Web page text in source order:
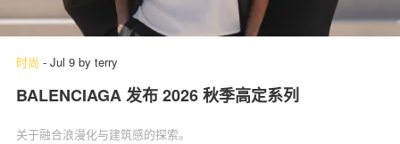
时尚 - Jul 9 by terry
BALENCIAGA 发布 2026 秋季高定系列
关于融合浪漫化与建筑感的探索。